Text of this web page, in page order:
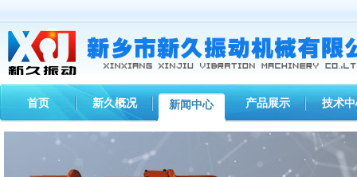
首页 新久概况 新闻中心 产品展示 技术